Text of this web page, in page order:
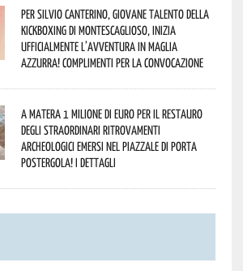
Per Silvio Canterino, giovane talento della
kickboxing di Montescaglioso, inizia
ufficialmente l’avventura in maglia
azzurra! Complimenti per la convocazione
A Matera 1 milione di euro per il restauro
degli straordinari ritrovamenti
archeologici emersi nel piazzale di Porta
Postergola! I dettagli